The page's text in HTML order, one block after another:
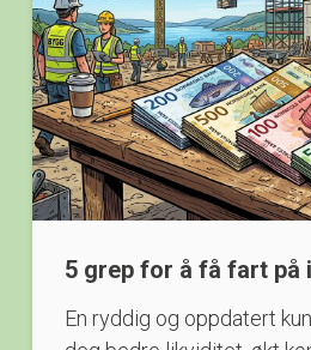
5 grep for å få fart på
En ryddig og oppdatert